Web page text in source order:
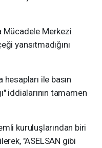
Mücadele Merkezi
yansıtmadığını
ile basın
iddialarının tamamen
kuruluşlarından biri
"ASELSAN gibi